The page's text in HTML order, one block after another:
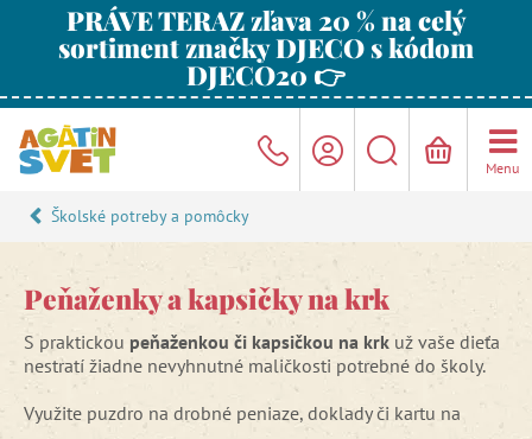
PRÁVE TERAZ zľava 20 % na celý
sortiment značky DJECO s kódom
DJECO20 👉
Menu
Školské potreby a pomôcky
Peňaženky a kapsičky na krk
S praktickou peňaženkou či kapsičkou na krk už vaše dieťa
nestratí žiadne nevyhnutné maličkosti potrebné do školy.
Využite puzdro na drobné peniaze, doklady či kartu na